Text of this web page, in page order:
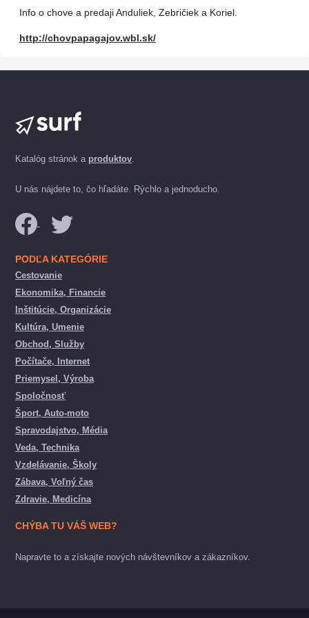
Info o chove a predaji Anduliek, Zebričiek a Koriel.
http://chovpapagajov.wbl.sk/
Katalóg stránok a produktov.
U nás nájdete to, čo hľadáte. Rýchlo a jednoducho.
PODĽA KATEGÓRIE
Cestovanie
Ekonomika, Financie
Inštitúcie, Organizácie
Kultúra, Umenie
Obchod, Služby
Počítače, Internet
Priemysel, Výroba
Spoločnosť
Šport, Auto-moto
Spravodajstvo, Média
Veda, Technika
Vzdelávanie, Školy
Zábava, Voľný čas
Zdravie, Medicína
CHÝBA TU VÁŠ WEB?
Napravte to a získajte nových návštevníkov a zákazníkov.